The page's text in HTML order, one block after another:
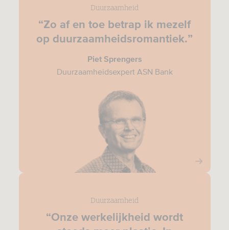
“Zo af en toe betrap ik mezelf
op duurzaamheidsromantiek.”
Duurzaamheid
Piet Sprengers
Duurzaamheidsexpert ASN Bank
“Onze werkelijkheid wordt
Duurzaamheid